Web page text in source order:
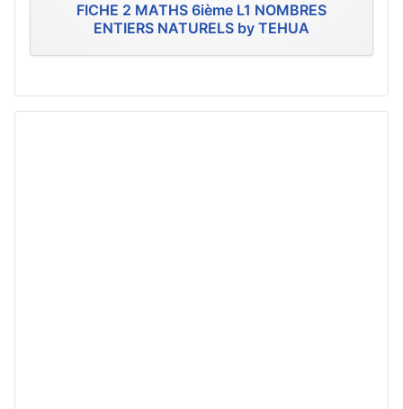
FICHE 2 MATHS 6ième L1 NOMBRES
ENTIERS NATURELS by TEHUA